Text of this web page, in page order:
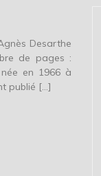
Desarthe
de pages :
en 1966 à
publié […]